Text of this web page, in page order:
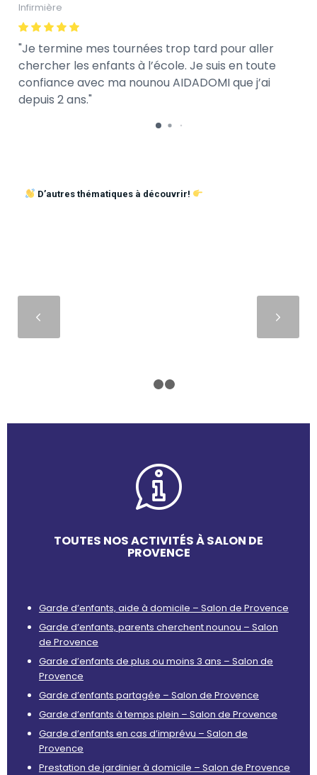
Infirmière
Je termine mes tournées trop tard pour aller
chercher les enfants à l’école. Je suis en toute
confiance avec ma nounou AIDADOMI que j’ai
depuis 2 ans.
D’autres thématiques à découvrir!
TOUTES NOS ACTIVITÉS À SALON DE
PROVENCE
Garde d’enfants, aide à domicile – Salon de Provence
Garde d’enfants, parents cherchent nounou – Salon
de Provence
Garde d’enfants de plus ou moins 3 ans – Salon de
Provence
Garde d’enfants partagée – Salon de Provence
Garde d’enfants à temps plein – Salon de Provence
Garde d’enfants en cas d’imprévu – Salon de
Provence
Prestation de jardinier à domicile – Salon de Provence